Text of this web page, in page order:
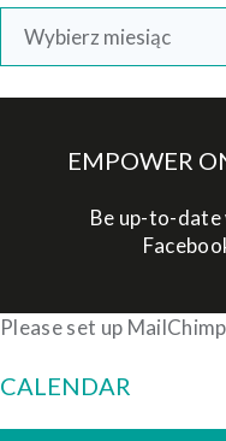
EMPOWER
Be up-to-
Please set up
CALENDAR